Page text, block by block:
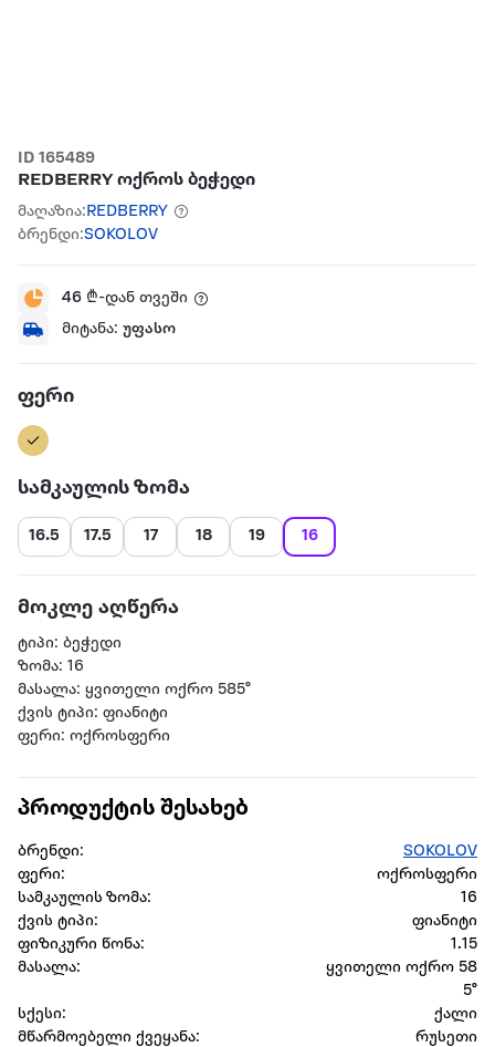
ID 165489
REDBERRY ოქროს ბეჭედი
მაღაზია: REDBERRY
ბრენდი:SOKOLOV
46 ₾-დან თვეში
მიტანა: უფასო
ფერი
სამკაულის ზომა
16.5 17.5 17 18 19 16
მოკლე აღწერა
ტიპი: ბეჭედი
ზომა: 16
მასალა: ყვითელი ოქრო 585°
ქვის ტიპი: ფიანიტი
ფერი: ოქროსფერი
პროდუქტის შესახებ
ბრენდი:
SOKOLOV
ფერი:
ოქროსფერი
სამკაულის ზომა:
16
ქვის ტიპი:
ფიანიტი
ფიზიკური წონა:
1.15
მასალა:
ყვითელი ოქრო 58
5°
სქესი:
ქალი
მწარმოებელი ქვეყანა:
რუსეთი